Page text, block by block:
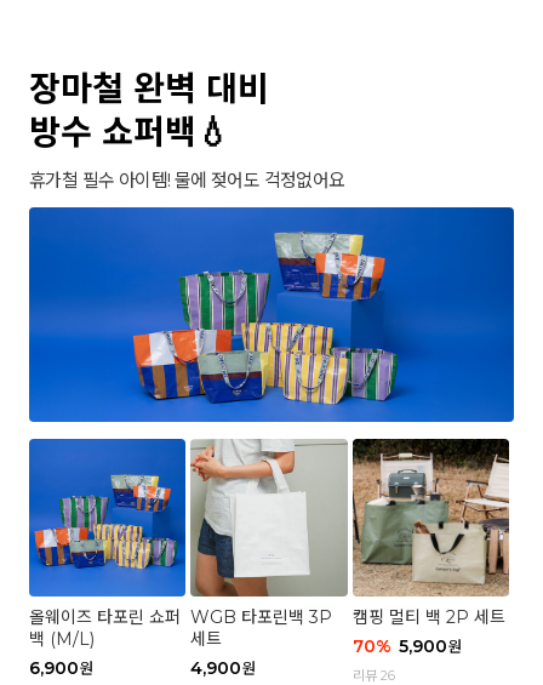
장마철 완벽 대비
방수 쇼퍼백💧
휴가철 필수 아이템! 물에 젖어도 걱정없어요
올웨이즈 타포린 쇼퍼
백 (M/L)
6,900원
WGB 타포린백 3P
세트
4,900원
캠핑 멀티 백 2P 세트
70% 5,900원
리뷰 26